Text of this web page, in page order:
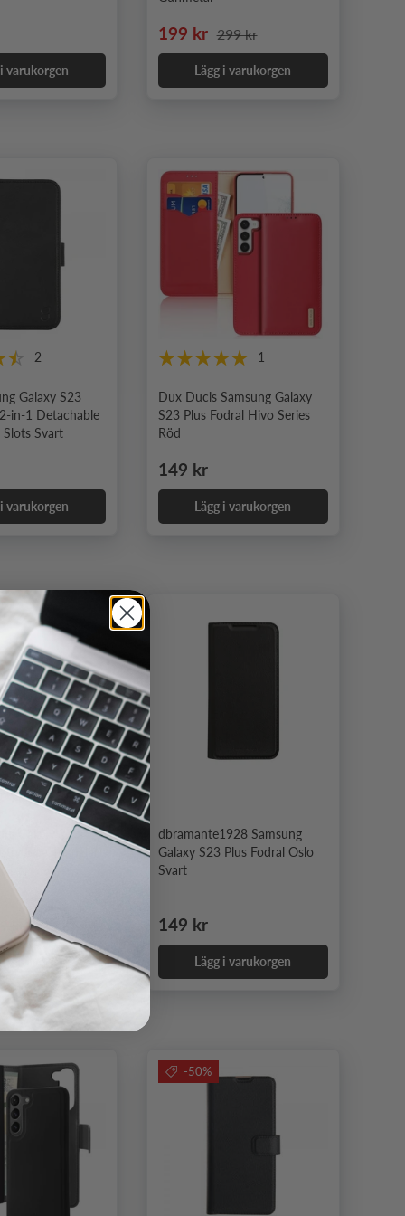
pris
varukorgen
Nedsatt pris
199 kr Ordinarie pris
299 kr
Lägg i varukorgen
2
Galaxy S23
in-1 Detachable
Svart
pris
varukorgen
1
Dux Ducis Samsung Galaxy
S23 Plus Fodral Hivo Series
Röd
Ordinarie pris
149 kr
Lägg i varukorgen
2
Galaxy S23
Blåa Trianglar
pris
varukorgen
dbramante1928 Samsung
Galaxy S23 Plus Fodral Oslo
Svart
Ordinarie pris
149 kr
Lägg i varukorgen
-50%